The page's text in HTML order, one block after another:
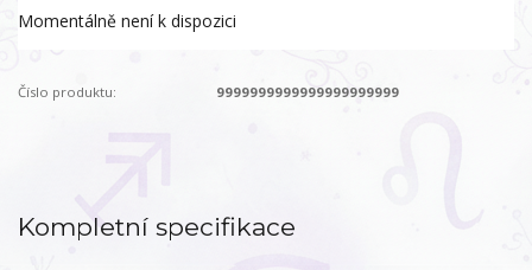
Momentálně není k dispozici
Číslo produktu: 9999999999999999999999
Kompletní specifikace